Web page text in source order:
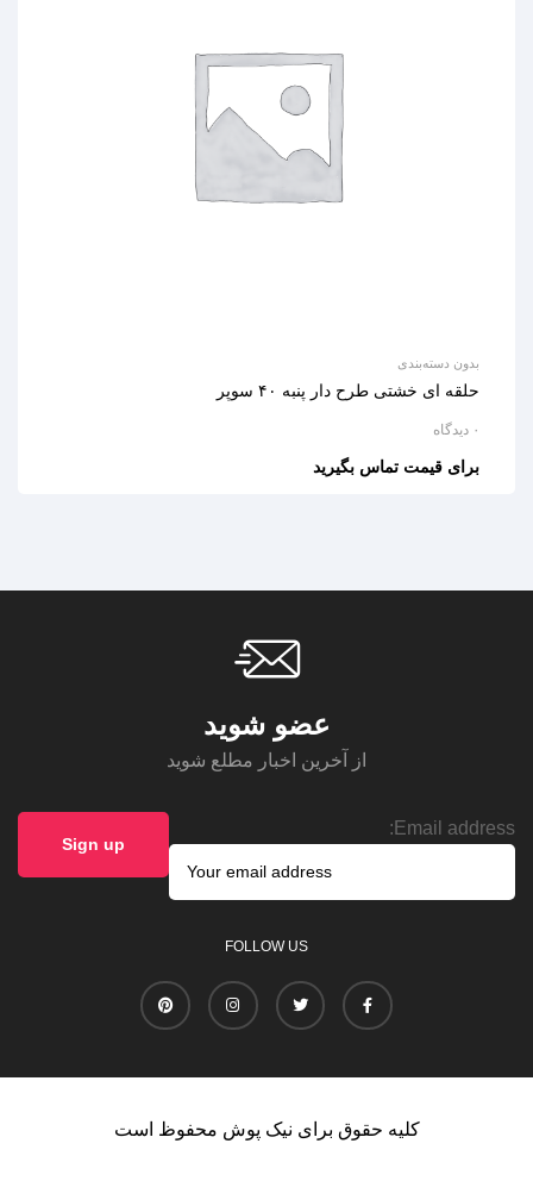
بدون دسته‌بندی
حلقه ای خشتی طرح دار پنبه ۴۰ سوپر
۰ دیدگاه
برای قیمت تماس بگیرید
عضو شوید
از آخرین اخبار مطلع شوید
Email address:
FOLLOW US
کلیه حقوق برای نیک پوش محفوظ است